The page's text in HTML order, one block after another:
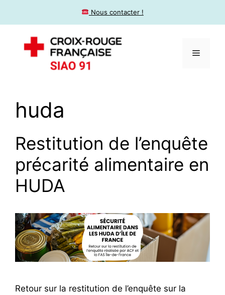
​ Nous contacter !
huda
Restitution de l’enquête
précarité alimentaire en
HUDA
Retour sur la restitution de l’enquête sur la